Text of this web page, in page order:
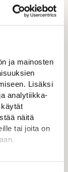
ja mainosten
Lisäksi
analytiikka-
näitä
tai joita on